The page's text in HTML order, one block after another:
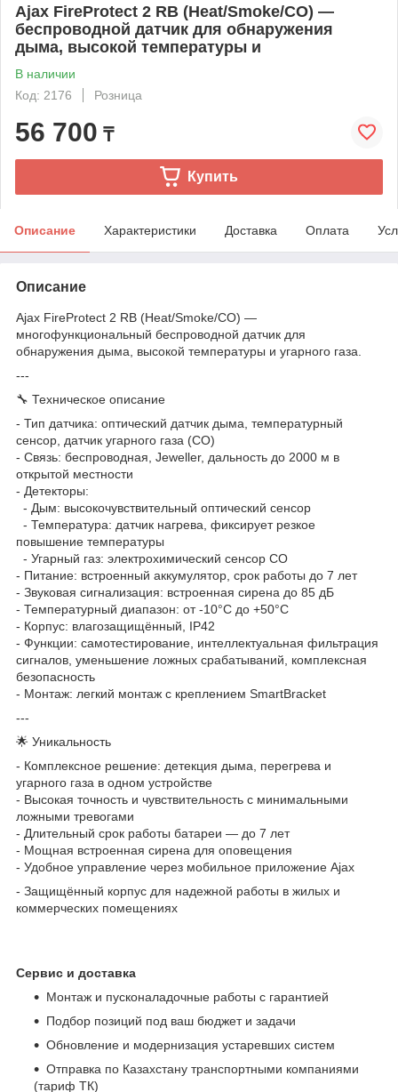
Ajax FireProtect 2 RB (Heat/Smoke/CO) —
беспроводной датчик для обнаружения
дыма, высокой температуры и
В наличии
Код: 2176
Розница
56 700 ₸
Купить
Описание Характеристики Доставка Оплата
Описание
Ajax FireProtect 2 RB (Heat/Smoke/CO) —
многофункциональный беспроводной датчик для
обнаружения дыма, высокой температуры и угарного газа.
---
🔧 Техническое описание
- Тип датчика: оптический датчик дыма, температурный
сенсор, датчик угарного газа (CO)
- Связь: беспроводная, Jeweller, дальность до 2000 м в
открытой местности
- Детекторы:
- Дым: высокочувствительный оптический сенсор
- Температура: датчик нагрева, фиксирует резкое
повышение температуры
- Угарный газ: электрохимический сенсор CO
- Питание: встроенный аккумулятор, срок работы до 7 лет
- Звуковая сигнализация: встроенная сирена до 85 дБ
- Температурный диапазон: от -10°C до +50°C
- Корпус: влагозащищённый, IP42
- Функции: самотестирование, интеллектуальная фильтрация
сигналов, уменьшение ложных срабатываний, комплексная
безопасность
- Монтаж: легкий монтаж с креплением SmartBracket
---
🌟 Уникальность
- Комплексное решение: детекция дыма, перегрева и
угарного газа в одном устройстве
- Высокая точность и чувствительность с минимальными
ложными тревогами
- Длительный срок работы батареи — до 7 лет
- Мощная встроенная сирена для оповещения
- Удобное управление через мобильное приложение Ajax
- Защищённый корпус для надежной работы в жилых и
коммерческих помещениях
Сервис и доставка
Монтаж и пусконаладочные работы с гарантией
Подбор позиций под ваш бюджет и задачи
Обновление и модернизация устаревших систем
Отправка по Казахстану транспортными компаниями
(тариф ТК)